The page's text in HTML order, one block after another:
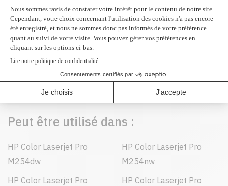
CF500A - Original
noir 1,400 pages
Peut être utilisé dans :
HP Color Laserjet Pro
M254dw
HP Color Laserjet Pro
M254nw
HP Color Laserjet Pro
HP Color Laserjet Pro